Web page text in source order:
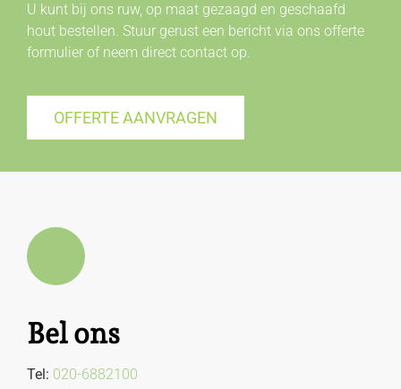
U kunt bij ons ruw, op maat gezaagd en geschaafd
hout bestellen. Stuur gerust een bericht via ons offerte
formulier of neem direct contactop.
OFFERTE AANVRAGEN
Bel ons
Tel: 020-6882100